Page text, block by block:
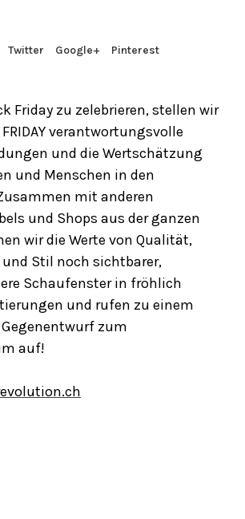
Twitter Google+ Pinterest
Friday zu zelebrieren, stellen wir
FRIDAY verantwortungsvolle
und die Wertschätzung
und Menschen in den
mit anderen
und Shops aus der ganzen
wir die Werte von Qualität,
Stil noch sichtbarer,
Schaufenster in fröhlich
und rufen zu einem
zum
auf!